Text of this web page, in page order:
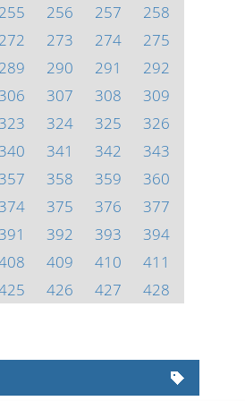
255 256 257
258
272 273 274
275
289 290 291
292
306 307 308
309
323 324 325
326
340 341 342
343
357 358 359
360
374 375 376
377
391 392 393
394
409 410
411
426 427
428